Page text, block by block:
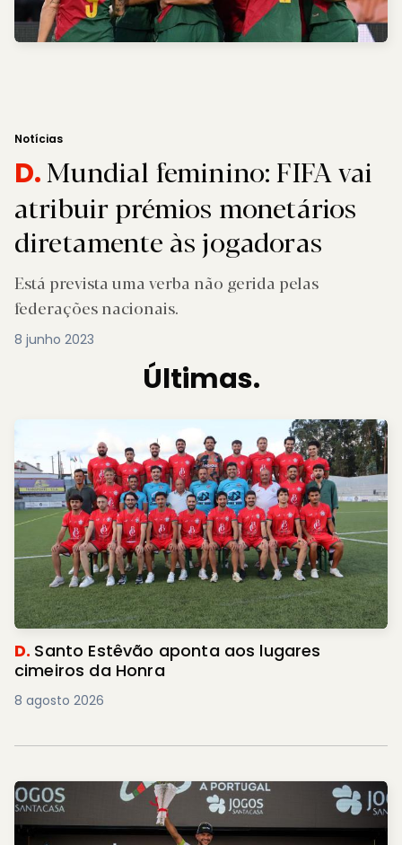
Notícias
D.Mundial feminino: FIFA vai
atribuir prémios monetários
diretamente às jogadoras
Está prevista uma verba não gerida pelas
federações nacionais.
8 junho 2023
Últimas.
D. Santo Estêvão aponta aos lugares
cimeiros da Honra
8 agosto 2026